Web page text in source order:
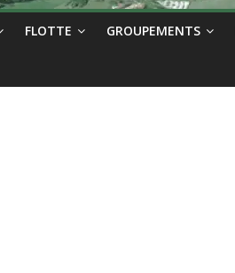
FLOTTE GROUPEMENTS